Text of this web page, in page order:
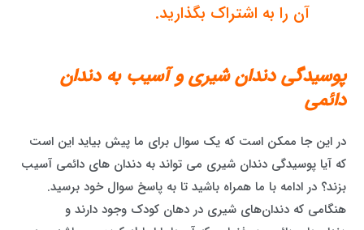
آن را به اشتراک بگذارید.
پوسیدگی دندان شیری و آسیب به دندان
دائمی
در این جا ممکن است که یک سوال برای ما پیش بیاید این است
که آیا پوسیدگی دندان شیری می تواند به دندان های دائمی آسیب
بزند؟ در ادامه با ما همراه باشید تا به پاسخ سوال خود برسید.
هنگامی که دندان‌های شیری در دهان کودک وجود دارند و